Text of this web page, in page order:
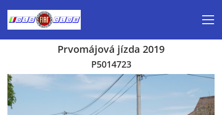
Inzerce prodej
Prvomájová jízda 2019
P5014723